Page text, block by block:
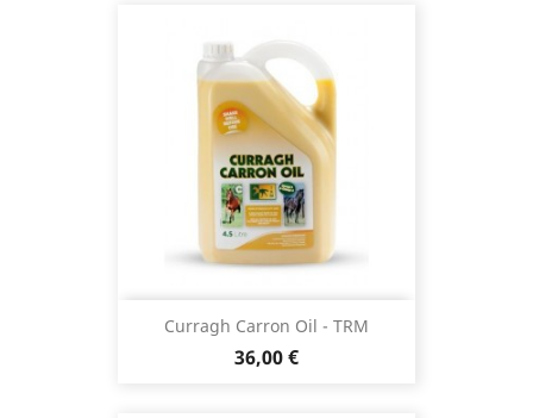
Curragh Carron Oil - TRM
Prix
36,00 €